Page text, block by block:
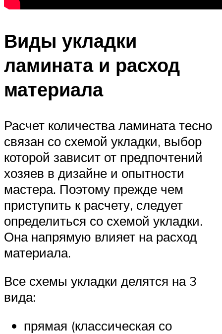
Виды укладки
ламината и расход
материала
Расчет количества ламината тесно
связан со схемой укладки, выбор
которой зависит от предпочтений
хозяев в дизайне и опытности
мастера. Поэтому прежде чем
приступить к расчету, следует
определиться со схемой укладки.
Она напрямую влияет на расход
материала.
Все схемы укладки делятся на 3
вида:
прямая (классическая со